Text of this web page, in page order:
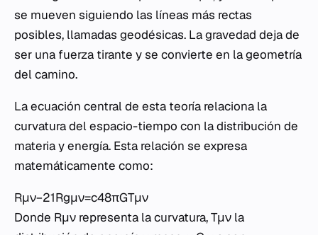
se mueven siguiendo las líneas más rectas
posibles, llamadas geodésicas. La gravedad deja de
ser una fuerza tirante y se convierte en la geometría
del camino.
La ecuación central de esta teoría relaciona la
curvatura del espacio-tiempo con la distribución de
materia y energía. Esta relación se expresa
matemáticamente como:
Rμν​−21​Rgμν​=c48πG​Tμν​
Donde Rμν​ representa la curvatura, Tμν​ la